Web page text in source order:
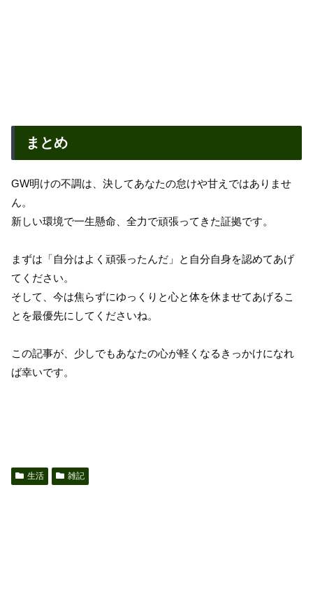
まとめ
GW明けの不調は、決してあなたの怠けや甘えではありませ
ん。
新しい環境で一生懸命、全力で頑張ってきた証拠です。
まずは「自分はよく頑張ったんだ」と自分自身を認めてあげ
てください。
そして、今は焦らずにゆっくりと心と体を休ませてあげるこ
とを最優先にしてくださいね。
この記事が、少しでもあなたの心が軽くなるきっかけになれ
ば幸いです。
生活 雑記